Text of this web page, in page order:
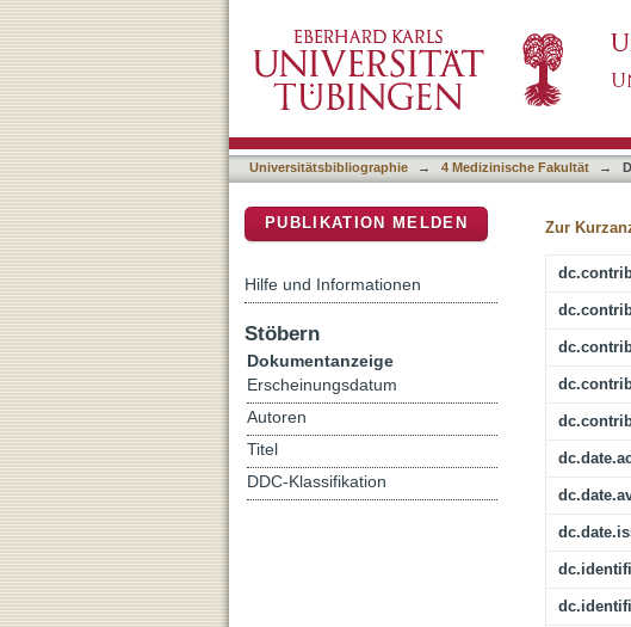
Impaired Action Potential
an Epileptic Mouse Model
Universitätsbibliographie → 4 Medizinische Fakultät →
Zur
PUBLIKATION MELDEN
Hilfe und Informationen
Stöbern
Dokumentanzeige
Erscheinungsdatum
Autoren
Titel
DDC-Klassifikation